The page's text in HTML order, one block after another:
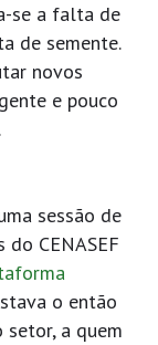
se a falta de
de semente.
novos
e pouco
sessão de
CENASEF
o então
a quem